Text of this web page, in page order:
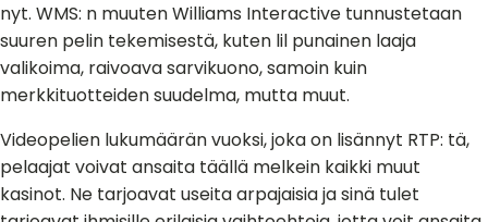
nyt. WMS: n muuten Williams Interactive tunnustetaan
suuren pelin tekemisestä, kuten lil punainen laaja
valikoima, raivoava sarvikuono, samoin kuin
merkkituotteiden suudelma, mutta muut.
Videopelien lukumäärän vuoksi, joka on lisännyt RTP: tä,
pelaajat voivat ansaita täällä melkein kaikki muut
kasinot. Ne tarjoavat useita arpajaisia ​​ja sinä tulet